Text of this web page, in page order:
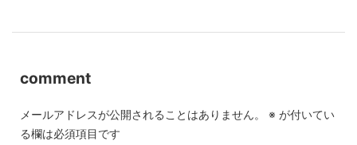
comment
メールアドレスが公開されることはありません。 ※ が付いてい
る欄は必須項目です